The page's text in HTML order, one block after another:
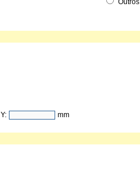
Outros
Y: mm